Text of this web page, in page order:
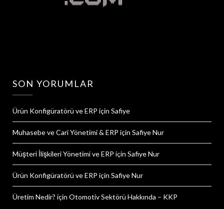
SON YORUMLAR
Ürün Konfigüratörü ve ERP için Safiye
Muhasebe ve Cari Yönetimi & ERP için Safiye Nur
Müşteri İlişkileri Yönetimi ve ERP için Safiye Nur
Ürün Konfigüratörü ve ERP için Safiye Nur
Üretim Nedir? için Otomotiv Sektörü Hakkında – KKP